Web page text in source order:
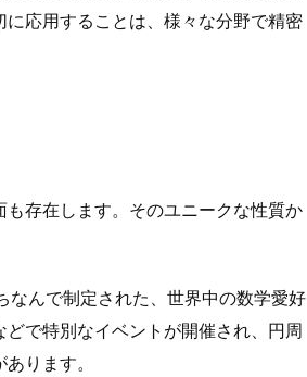
応用することは、様々な分野で精密
存在します。そのユニークな性質か
なんで制定された、世界中の数学愛好
で特別なイベントが開催され、円周
ります。